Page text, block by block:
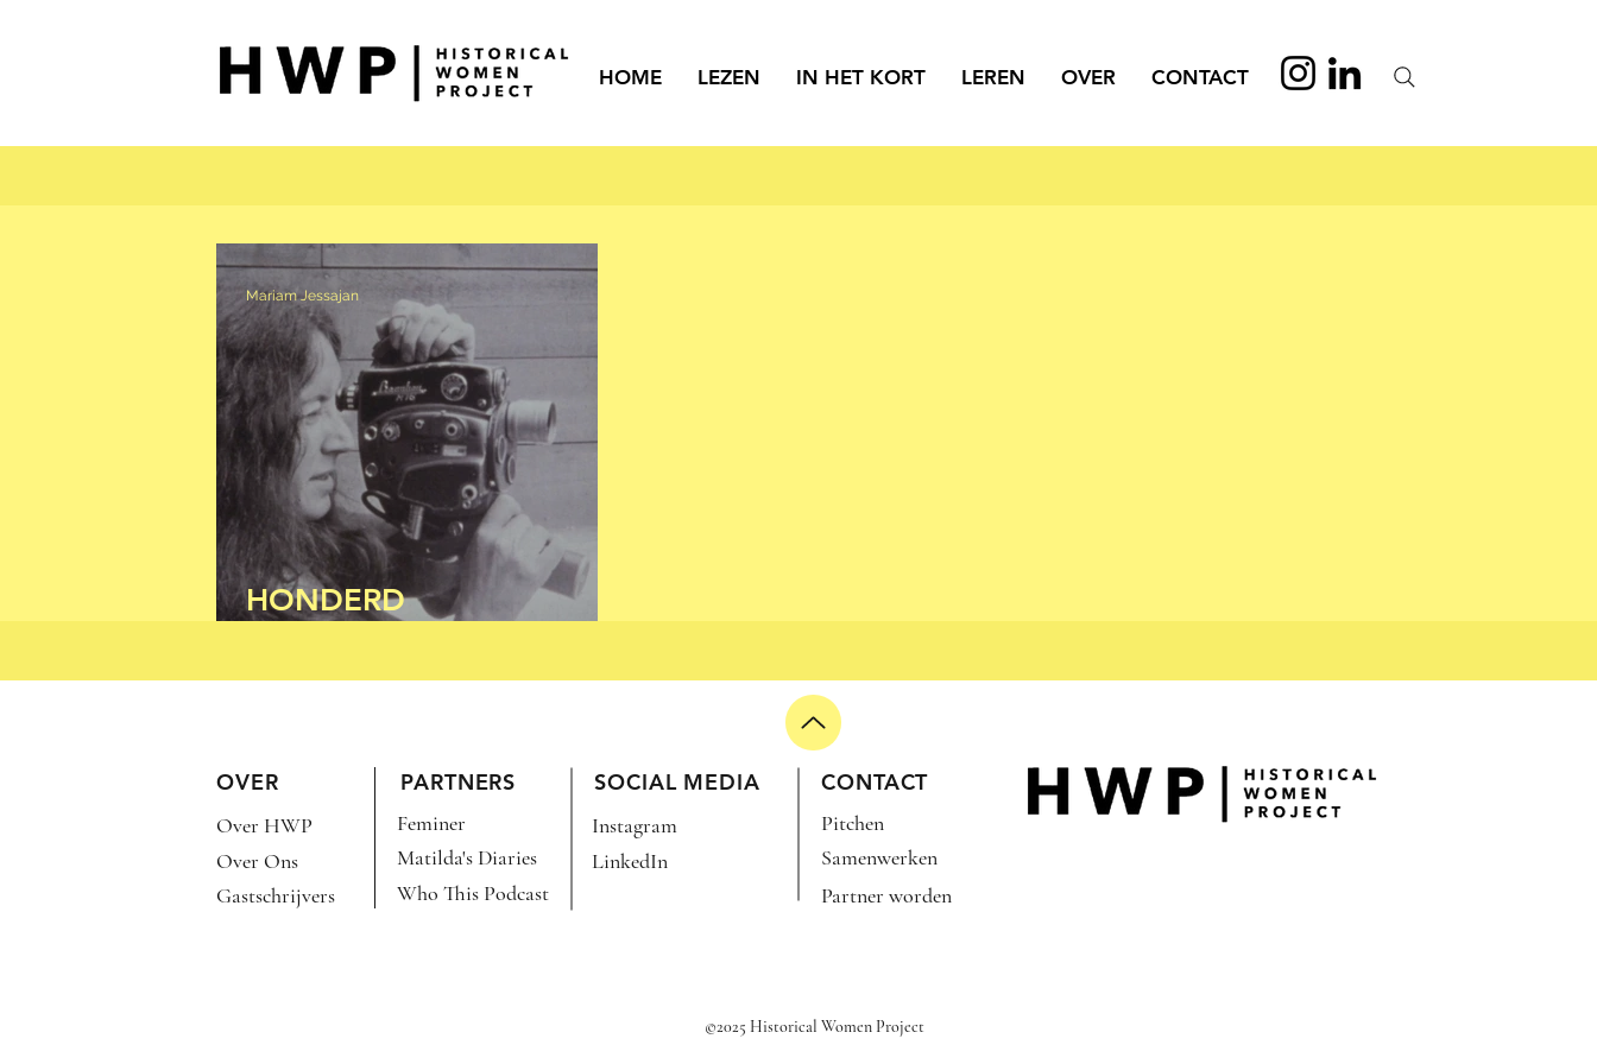
HOME LEZEN IN HET KORT LEREN OVER CONTACT
HONDERD
Mariam Jessajan
OVER PARTNERS SOCIAL MEDIA CONTACT
Over HWP
Over Ons
Pitchen
Samenwerken
Instagram
Feminer
Matilda's Diaries
LinkedIn
Gastschrijvers
Who This Podcast Partner worden
©2025 Historical Women Project